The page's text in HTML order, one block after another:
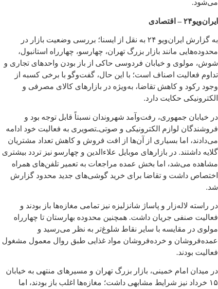
می‌شود.
ایران‌ویو۲۴ – اقتصادی
به گزارش ایران‌ویو ۲۴ به نقل از ایسنا؛ بررسی وضعیت بازار در
محدوده‌هایی مانند بازار بزرگ تهران، چهارسو، چهارراه استانبول،
شوش، مولوی و خیابان فردوسی حاکی از باز بودن واحدهای تجاری و
تداوم فعالیت اصناف است؛ با این حال، گفت‌وگو با برخی کسبه از
وجود رکود و کاهش تقاضا، به‌ویژه در بازارهای کالای مصرفی و
الکترونیکی حکایت دارد.
در خیابان جمهوری، رفت‌وآمد شهروندان نسبتاً قابل توجه بود و
فروشندگان لوازم الکترونیکی و صوتی‌ـ‌تصویری به فعالیت خود ادامه
می‌دادند، اما بسیاری از آن‌ها از افت فروش و کاهش تعداد مشتریان
گلایه داشتند. در بازارهای موبایل علاءالدین و چهارسو نیز تردد بیشتری
مشاهده می‌شد، اما بخش عمده مراجعات به تعمیر تلفن‌های همراه
اختصاص داشت و تقاضا برای خرید گوشی‌های جدید محدود گزارش
شد.
در راسته لاله‌زار و پاساژ شانزلیزه نیز تمامی مغازه‌ها باز بودند و
فعالیت صنفی جریان داشت. همچنین محدوده بهارستان تا چهارراه
مولوی در مقایسه با سایر نقاط شلوغ‌تر به نظر می‌رسید و
عمده‌فروشان و خرده‌فروشان مواد غذایی طبق روال معمول مشغول
فعالیت بودند.
در میدان امام خمینی، بازار بزرگ تهران و مسیرهای منتهی به خیابان
۱۵ خرداد نیز شرایط مشابهی داشت؛ مغازه‌ها اغلب باز بودند، اما